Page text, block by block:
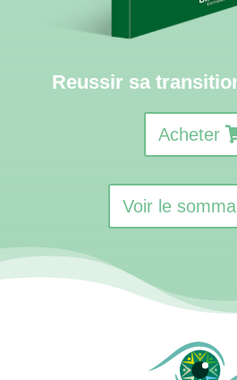
Reussir sa
Acheter
Voir le